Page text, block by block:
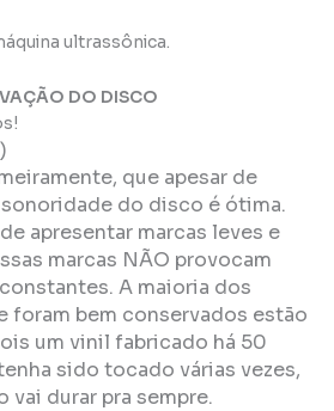
ultrassônica.
DO DISCO
que apesar de
do disco é ótima.
apresentar marcas leves e
marcas NÃO provocam
A maioria dos
foram bem conservados estão
um vinil fabricado há 50
sido tocado várias vezes,
vai durar pra sempre.